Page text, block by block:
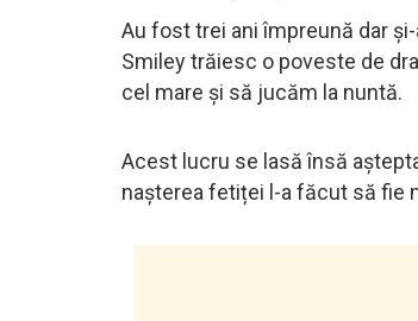
Au fost trei ani împreună dar
Smiley trăiesc o poveste de
cel mare și să jucăm la nuntă.
Acest lucru se lasă însă
nașterea fetiței l-a făcut să fie